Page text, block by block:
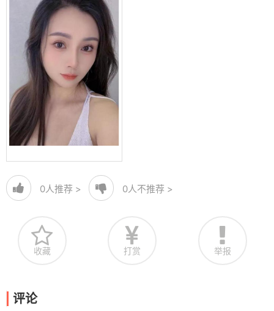
0人推荐 > 0人不推荐 >
收藏 打赏 举报
评论